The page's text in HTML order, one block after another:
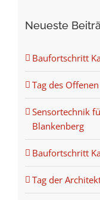
Neueste
Baufortschritt
Tag des
Sensortechnik
Blankenberg
Baufortschritt
Tag der